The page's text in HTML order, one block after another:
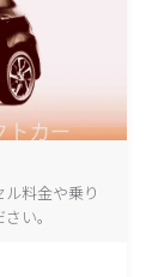
料金や乗り
い。